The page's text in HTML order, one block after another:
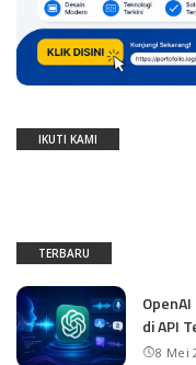
IKUTI KAMI
TERBARU
di API
8 Mei